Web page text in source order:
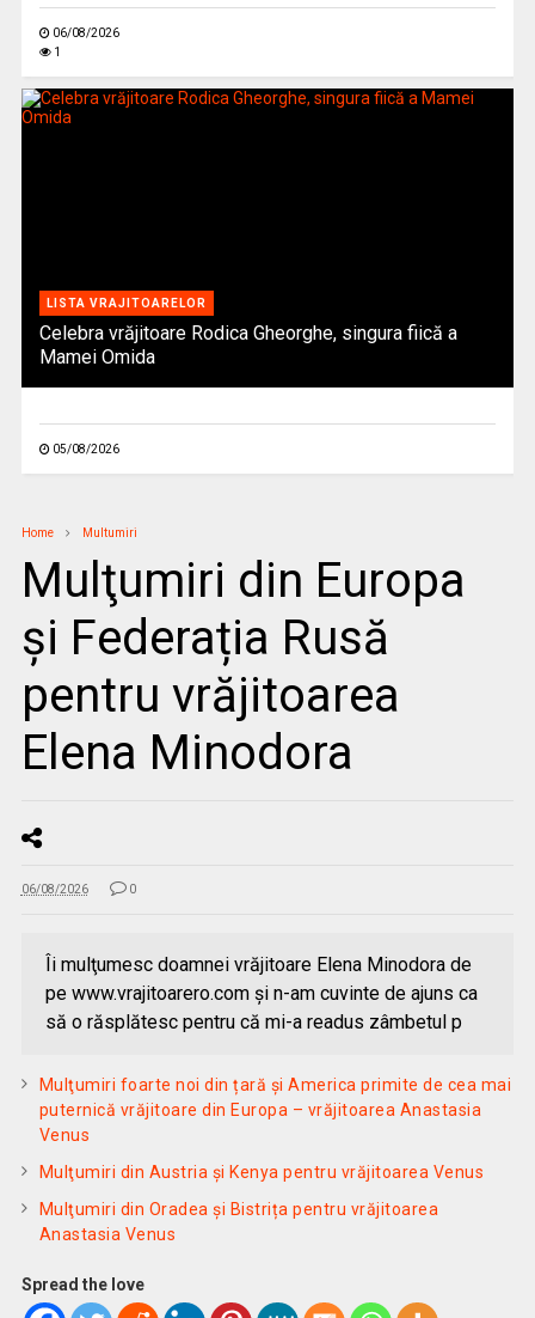
06/08/2026
1
LISTA VRAJITOARELOR
Celebra vrăjitoare Rodica Gheorghe, singura fiică a
Mamei Omida
05/08/2026
Home Multumiri
Mulţumiri din Europa
și Federația Rusă
pentru vrăjitoarea
Elena Minodora
06/08/2026 0
Îi mulţumesc doamnei vrăjitoare Elena Minodora de
pe www.vrajitoarero.com şi n-am cuvinte de ajuns ca
să o răsplătesc pentru că mi-a readus zâmbetul p
Mulţumiri foarte noi din țară și America primite de cea mai
puternică vrăjitoare din Europa – vrăjitoarea Anastasia
Venus
Mulţumiri din Austria și Kenya pentru vrăjitoarea Venus
Mulţumiri din Oradea și Bistrița pentru vrăjitoarea
Anastasia Venus
Spread the love